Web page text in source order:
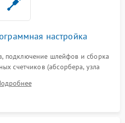
настройка
подключение шлейфов и сборка
счетчиков (абсорбера, узла
прошивки и программная
и позиционирования сканера.